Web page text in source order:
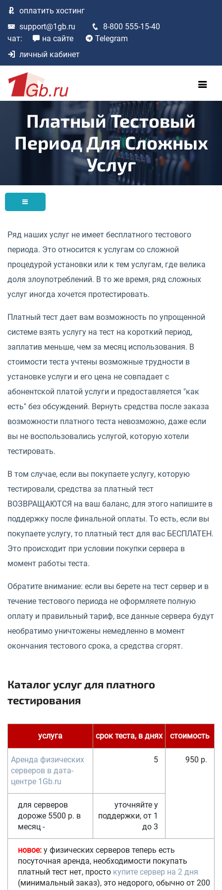
оплатить хостинг
support@1gb.ru
8-800 555-15-40
чат:
на сайте
Telegram
личный кабинет
Платный Тестовый
Период Для Сложных
Услуг
Ряд наших услуг не имеет бесплатного тестового
периода. Это относится к услугам со сложной
процедурой установки или к тем услугам, где велика
доля злоупотреблений. В то же время, ряд сложных
услуг иногда хочется протестировать.
Платный тест дает вам возможность по упрощенной
системе взять услугу на тест на короткий период,
заплатив меньше, чем за месяц использования. В
стоимости теста учтены возможные трудности в
установке услуги и его цена не совпадает с
абонентской платой услуги и предоставляется "как
есть" без обсуждений. Вернуть средства после заказа
возможности платного теста невозможно, даже если
вы не воспользовались услугой, которую хотели
тестировать.
В том случае, если вы покупаете услугу, которую
тестировали, средства за платный тест
ВОЗВРАЩАЮТСЯ на ваш баланс, для этого напишите в
поддержку после финальной оплаты. То есть, если вы
покупаете услугу, то платный тест для вас БЕСПЛАТЕН.
Это происходит при условии покупки сервера в
момент работы теста.
Обратите внимание: если вы берете на тест сервер и в
течение тестового периода не оформляете полную
оплату и правильный тариф, все данные сервера будут
необратимо уничтожены немедленно в момент
окончания тестового срока, а средства сгорят.
Каталог услуг для платного
тестирования
услуга срок теста, в днях стоимость
Аренда физических
серверов в дата-
центре 1Gb.ru
5 950 р.
для серверов
дороже 5500 р. в
месяц -
уточняйте у
поддержки, от 1
до 3
новое: у физических серверов теперь есть
посуточная аренда, необходимости покупать
платный тест нет, просто купите сервер на 2 дня
(минимальный заказ), это недорого, обычно от 200